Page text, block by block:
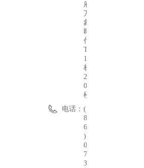
府
万
象
时
代
T
1
栋
2
0
楼
电话： (
8
6
)
0
7
3